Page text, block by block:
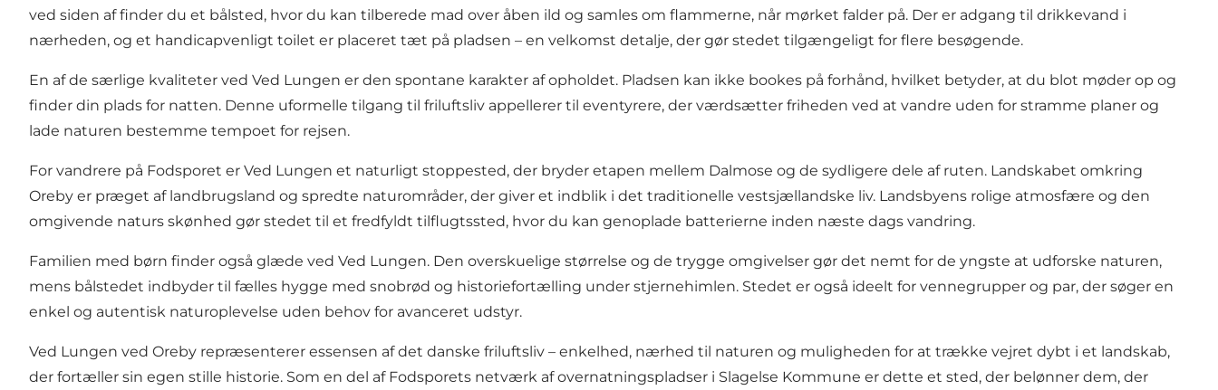
ved siden af finder du et bålsted, hvor du kan tilberede mad over åben ild og samles om flammerne, når mørket falder på. Der er adgang til drikkevand i
nærheden, og et handicapvenligt toilet er placeret tæt på pladsen – en velkomst detalje, der gør stedet tilgængeligt for flere besøgende.
En af de særlige kvaliteter ved Ved Lungen er den spontane karakter af opholdet. Pladsen kan ikke bookes på forhånd, hvilket betyder, at du blot møder op og
finder din plads for natten. Denne uformelle tilgang til friluftsliv appellerer til eventyrere, der værdsætter friheden ved at vandre uden for stramme planer og
lade naturen bestemme tempoet for rejsen.
For vandrere på Fodsporet er Ved Lungen et naturligt stoppested, der bryder etapen mellem Dalmose og de sydligere dele af ruten. Landskabet omkring
Oreby er præget af landbrugsland og spredte naturområder, der giver et indblik i det traditionelle vestsjællandske liv. Landsbyens rolige atmosfære og den
omgivende naturs skønhed gør stedet til et fredfyldt tilflugtssted, hvor du kan genoplade batterierne inden næste dags vandring.
Familien med børn finder også glæde ved Ved Lungen. Den overskuelige størrelse og de trygge omgivelser gør det nemt for de yngste at udforske naturen,
mens bålstedet indbyder til fælles hygge med snobrød og historiefortælling under stjernehimlen. Stedet er også ideelt for vennegrupper og par, der søger en
enkel og autentisk naturoplevelse uden behov for avanceret udstyr.
Ved Lungen ved Oreby repræsenterer essensen af det danske friluftsliv – enkelhed, nærhed til naturen og muligheden for at trække vejret dybt i et landskab,
der fortæller sin egen stille historie. Som en del af Fodsporets netværk af overnatningspladser i Slagelse Kommune er dette et sted, der belønner dem, der